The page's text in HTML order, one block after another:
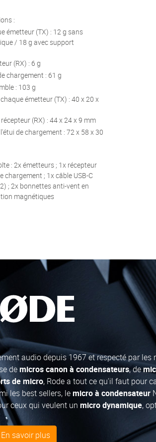
:
émetteur (TX) : 12 g sans
/ 18 g avec support
(RX) : 6 g
chargement : 61 g
: 103 g
émetteur (TX) : 40 x 20 x
(RX) : 44 x 24 x 9 mm
de chargement : 72 x 58 x 30
chargement ; 1x câble USB-C
; 2x bonnettes anti-vent en
magnétiques
audio depuis 1967 et respecté par les
demicros canon à condensateurs, de
de micro, Rode a tout ce qu'il faut pour
les best sellers, lemicro à condensateur
ceux qui veulent un micro dynamique,
proposées pour les
En savoir plus